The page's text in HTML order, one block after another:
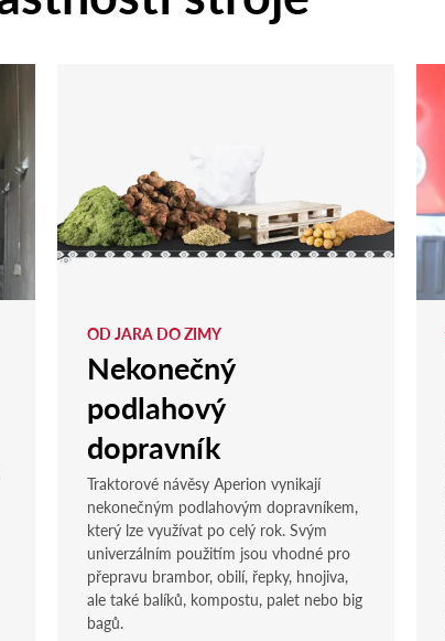
OD JARA DO ZIMY
Nekonečný
podlahový
dopravník
Traktorové návěsy Aperion vynikají
nekonečným podlahovým dopravníkem,
který lze využívat po celý rok. Svým
univerzálním použitím jsou vhodné pro
přepravu brambor, obilí, řepky, hnojiva,
ale také balíků, kompostu, palet nebo big
bagů.